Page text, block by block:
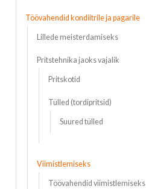
Töövahendid kondiitrile ja pagarile
Lillede meisterdamiseks
Pritstehnika jaoks vajalik
Pritskotid
Tülled (tordipritsid)
Suured tülled
Viimistlemiseks
Töövahendid viimistlemiseks